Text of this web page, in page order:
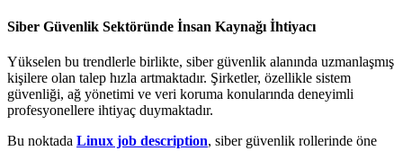
Siber Güvenlik Sektöründe İnsan Kaynağı İhtiyacı
Yükselen bu trendlerle birlikte, siber güvenlik alanında uzmanlaşmış
kişilere olan talep hızla artmaktadır. Şirketler, özellikle sistem
güvenliği, ağ yönetimi ve veri koruma konularında deneyimli
profesyonellere ihtiyaç duymaktadır.
Bu noktada Linux job description, siber güvenlik rollerinde öne